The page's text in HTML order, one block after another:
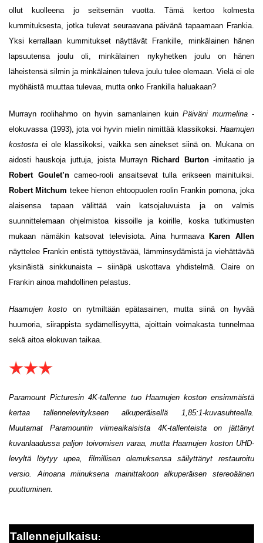
ollut kuolleena jo seitsemän vuotta. Tämä kertoo kolmesta
kummituksesta, jotka tulevat seuraavana päivänä tapaamaan Frankia.
Yksi kerrallaan kummitukset näyttävät Frankille, minkälainen hänen
lapsuutensa joulu oli, minkälainen nykyhetken joulu on hänen
läheistensä silmin ja minkälainen tuleva joulu tulee olemaan. Vielä ei ole
myöhäistä muuttaa tulevaa, mutta onko Frankilla haluakaan?
Murrayn roolihahmo on hyvin samanlainen kuinPäiväni murmelina-
elokuvassa (1993), jota voi hyvin mielin nimittää klassikoksi. Haamujen
kostosta ei ole klassikoksi, vaikka sen ainekset siinä on. Mukana on
aidosti hauskoja juttuja, joista Murrayn Richard Burton-imitaatio ja
Robert Goulet’ncameo-rooli ansaitsevat tulla erikseen mainituiksi.
Robert Mitchum tekee hienon ehtoopuolen roolin Frankin pomona, joka
alaisensa tapaan välittää vain katsojaluvuista ja on valmis
suunnittelemaan ohjelmistoa kissoille ja koirille, koska tutkimusten
mukaan nämäkin katsovat televisiota. Aina hurmaava Karen Allen
näyttelee Frankin entistä tyttöystävää, lämminsydämistä ja viehättävää
yksinäistä sinkkunaista – siinäpä uskottava yhdistelmä. Claire on
Frankin ainoa mahdollinen pelastus.
Haamujen kosto on rytmiltään epätasainen, mutta siinä on hyvää
huumoria, siirappista sydämellisyyttä, ajoittain voimakasta tunnelmaa
sekä aitoa elokuvan taikaa.
Paramount Picturesin 4K-tallenne tuo Haamujen koston ensimmäistä
kertaa tallennelevitykseen alkuperäisellä 1,85:1-kuvasuhteella.
Muutamat Paramountin viimeaikaisista 4K-tallenteista on jättänyt
kuvanlaadussa paljon toivomisen varaa, mutta Haamujen koston UHD-
levyltä löytyy upea, filmillisen olemuksensa säilyttänyt restauroitu
versio. Ainoana miinuksena mainittakoon alkuperäisen stereoäänen
puuttuminen.
Tallennejulkaisu: